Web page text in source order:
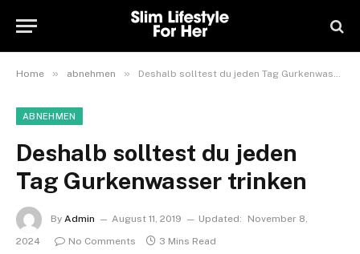
Home » abnehmen » Deshalb solltest du jeden Tag Gurkenwasser trinken
ABNEHMEN
Deshalb solltest du jeden
Tag Gurkenwasser trinken
By Admin August 11, 2019 Updated:
November 8,
2024
No Comments 3 Mins Read